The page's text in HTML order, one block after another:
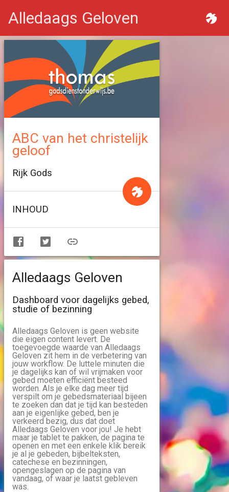
Alledaags Geloven
ABC van het christelijk
geloof
Rijk Gods
INHOUD
Alledaags Geloven
Dashboard voor dagelijks gebed,
studie of bezinning
Alledaags Geloven is geen website
die eigen content levert. De
toegevoegde waarde van Alledaags
Geloven zit hem in de verbetering van
jouw workflow. De luttele minuten die
je dagelijks kan of wil vrijmaken voor
gebed moeten efficiënt besteed
worden. Als je elke dag meer tijd
verspilt om je gebedsmateriaal bijeen
te zoeken dan dat je tijd kan besteden
aan je eigenlijke gebed, ben je
verkeerd bezig, dus dat doet
Alledaags Geloven voor jou! Je hebt
maar je tablet te pakken, de pagina te
openen en met een enkele klik bereik
je al je gebeden, bijbelteksten,
catechese en bezinningen,
opengeslagen op de pagina van
vandaag, of waar je laatst gebleven
was.